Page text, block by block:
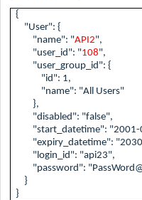
{
"User": {
"name": "API2",
"user_id": "108",
"user_group_id": {
"id": 1,
"name": "All Users"
},
"disabled": "false",
"start_datetime": "2001-
"expiry_datetime":
"login_id": "api23",
"password":
}
}